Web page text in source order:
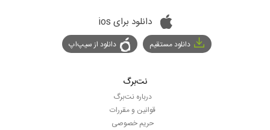
دانلود برای ios
دانلود مستقیم دانلود از سیپ‌اپ
نت‌برگ
درباره نت‌برگ
قوانین و مقررات
حریم خصوصی